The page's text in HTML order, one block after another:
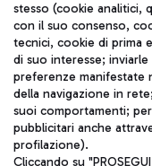
stesso (cookie analitici,
con il suo consenso,
tecnici, cookie di prima
di suo interesse;
preferenze manifestate
della navigazione in
suoi comportamenti;
pubblicitari anche
profilazione).
Cliccando su